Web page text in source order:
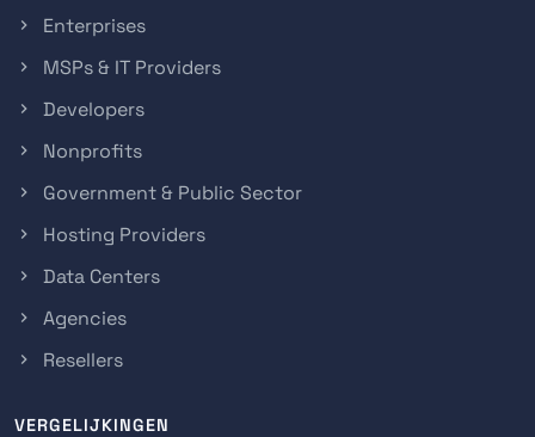
Enterprises
MSPs & IT Providers
Developers
Nonprofits
Government & Public Sector
Hosting Providers
Data Centers
Agencies
Resellers
VERGELIJKINGEN